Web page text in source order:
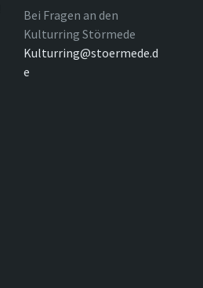
Bei Fragen an den
Kulturring Störmede
Kulturring@stoermede.d
e